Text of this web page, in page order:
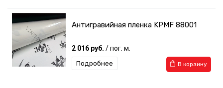
Антигравийная пленка KPMF 88001
2 016 руб. / пог. м.
В корзину
Подробнее